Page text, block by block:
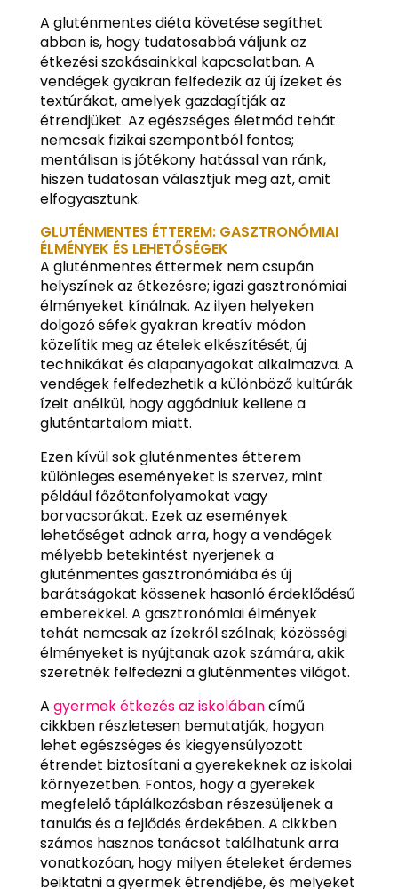
A gluténmentes diéta követése segíthet
abban is, hogy tudatosabbá váljunk az
étkezési szokásainkkal kapcsolatban. A
vendégek gyakran felfedezik az új ízeket és
textúrákat, amelyek gazdagítják az
étrendjüket. Az egészséges életmód tehát
nemcsak fizikai szempontból fontos;
mentálisan is jótékony hatással van ránk,
hiszen tudatosan választjuk meg azt, amit
elfogyasztunk.
GLUTÉNMENTES ÉTTEREM: GASZTRONÓMIAI
ÉLMÉNYEK ÉS LEHETŐSÉGEK
A gluténmentes éttermek nem csupán
helyszínek az étkezésre; igazi gasztronómiai
élményeket kínálnak. Az ilyen helyeken
dolgozó séfek gyakran kreatív módon
közelítik meg az ételek elkészítését, új
technikákat és alapanyagokat alkalmazva. A
vendégek felfedezhetik a különböző kultúrák
ízeit anélkül, hogy aggódniuk kellene a
gluténtartalom miatt.
Ezen kívül sok gluténmentes étterem
különleges eseményeket is szervez, mint
például főzőtanfolyamokat vagy
borvacsorákat. Ezek az események
lehetőséget adnak arra, hogy a vendégek
mélyebb betekintést nyerjenek a
gluténmentes gasztronómiába és új
barátságokat kössenek hasonló érdeklődésű
emberekkel. A gasztronómiai élmények
tehát nemcsak az ízekről szólnak; közösségi
élményeket is nyújtanak azok számára, akik
szeretnék felfedezni a gluténmentes világot.
A gyermek étkezés az iskolábancímű
cikkben részletesen bemutatják, hogyan
lehet egészséges és kiegyensúlyozott
étrendet biztosítani a gyerekeknek az iskolai
környezetben. Fontos, hogy a gyerekek
megfelelő táplálkozásban részesüljenek a
tanulás és a fejlődés érdekében. A cikkben
számos hasznos tanácsot találhatunk arra
vonatkozóan, hogy milyen ételeket érdemes
beiktatni a gyermek étrendjébe, és melyeket